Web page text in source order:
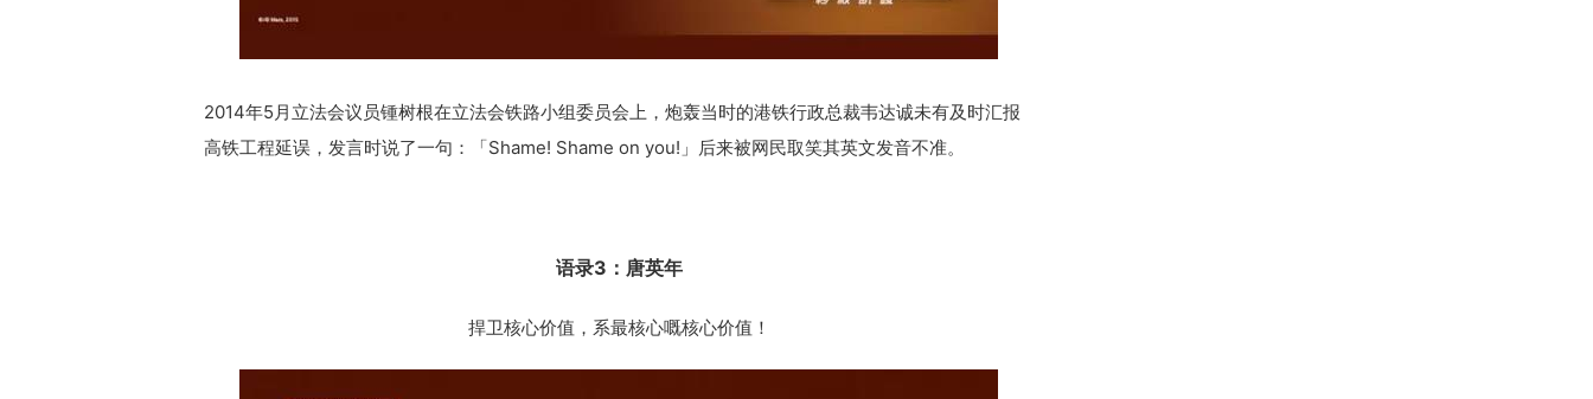
2014年5月立法会议员锺树根在立法会铁路小组委员会上，炮轰当时的港铁行政总裁韦达诚未有及时汇报
高铁工程延误，发言时说了一句：「Shame! Shame on you!」后来被网民取笑其英文发音不准。
语录3：唐英年
捍卫核心价值，系最核心嘅核心价值！